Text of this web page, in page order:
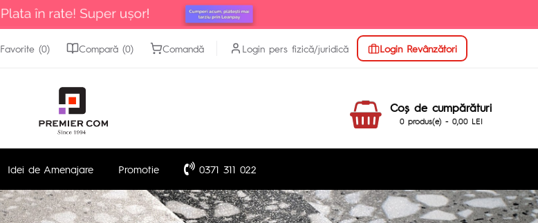
Login Revânzători
Login pers fizică/juridică
Favorite (0) Compară (0) Comandă
Coş de cumpărături
0 produs(e) - 0,00 LEI
Idei de Amenajare Promotie 0371 311 022